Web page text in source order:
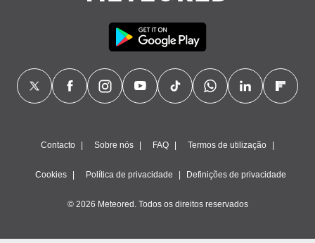
Contacto Sobre nós FAQ Termos de utilização
Cookies Política de privacidade Definições de privacidade
© 2026 Meteored. Todos os direitos reservados